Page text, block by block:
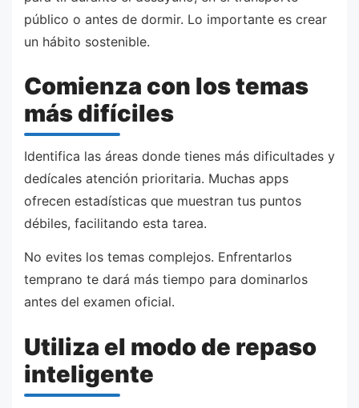
público o antes de dormir. Lo importante es crear
un hábito sostenible.
Comienza con los temas
más difíciles
Identifica las áreas donde tienes más dificultades y
dedícales atención prioritaria. Muchas apps
ofrecen estadísticas que muestran tus puntos
débiles, facilitando esta tarea.
No evites los temas complejos. Enfrentarlos
temprano te dará más tiempo para dominarlos
antes del examen oficial.
Utiliza el modo de repaso
inteligente